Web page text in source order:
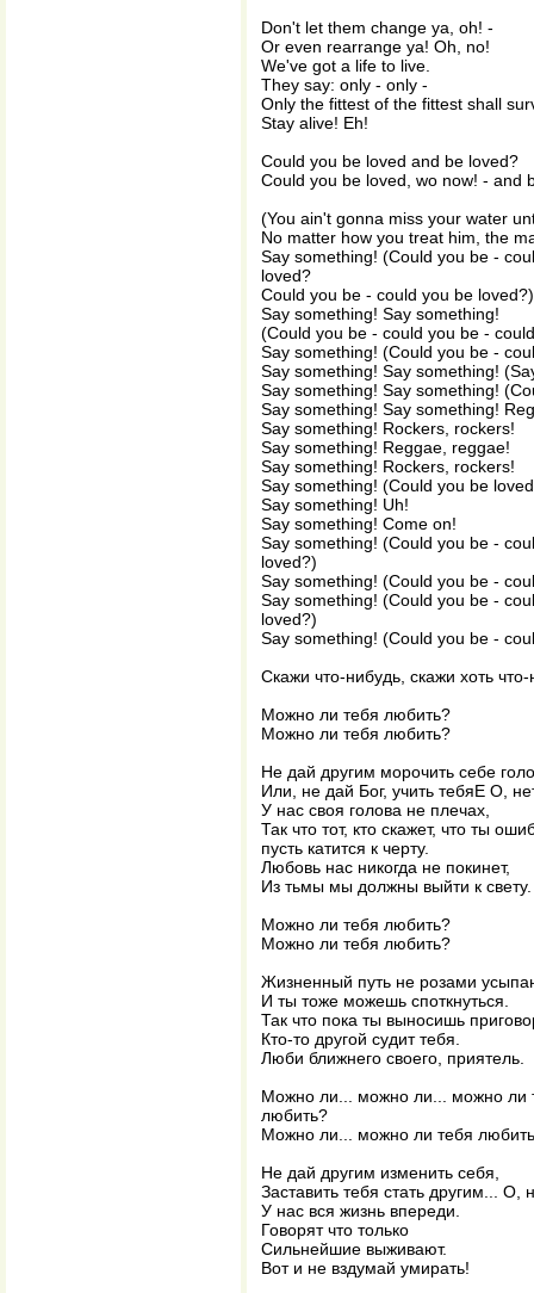
Don't let them change ya, oh! -
Or even rearrange ya! Oh, no!
We've got a life to live.
They say: only - only -
Only the fittest of the fittest shall
Stay alive! Eh!
Could you be loved and be loved?
Could you be loved, wo now! - and
(You ain't gonna miss your water
No matter how you treat him, the
Say something! (Could you be -
loved?
Could you be - could you be loved?)
Say something! Say something!
(Could you be - could you be -
Say something! (Could you be -
Say something! Say something!
Say something! Say something!
Say something! Say something!
Say something! Rockers, rockers!
Say something! Reggae, reggae!
Say something! Rockers, rockers!
Say something! (Could you be
Say something! Uh!
Say something! Come on!
Say something! (Could you be -
loved?)
Say something! (Could you be -
Say something! (Could you be -
loved?)
Say something! (Could you be -
Скажи что-нибудь, скажи хоть
Можно ли тебя любить?
Можно ли тебя любить?
Не дай другим морочить себе
Или, не дай Бог, учить тебяЕ О,
У нас своя голова не плечах,
Так что тот, кто скажет, что ты
пусть катится к черту.
Любовь нас никогда не покинет,
Из тьмы мы должны выйти к свету.
Можно ли тебя любить?
Можно ли тебя любить?
Жизненный путь не розами
И ты тоже можешь споткнуться.
Так что пока ты выносишь
Кто-то другой судит тебя.
Люби ближнего своего, приятель.
Можно ли... можно ли... можно ли
любить?
Можно ли... можно ли тебя
Не дай другим изменить себя,
Заставить тебя стать другим... О,
У нас вся жизнь впереди.
Говорят что только
Сильнейшие выживают.
Вот и не вздумай умирать!